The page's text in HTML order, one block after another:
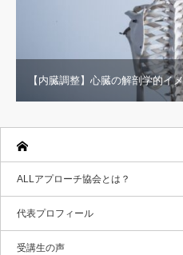
【内臓調整】心臓の解剖学的イ
ALLアプローチ協会とは？
代表プロフィール
受講生の声